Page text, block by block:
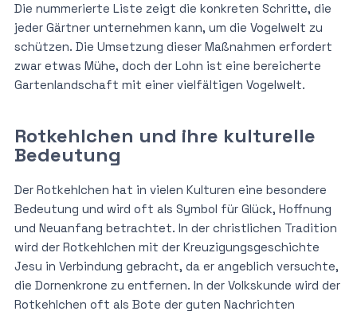
Die nummerierte Liste zeigt die konkreten Schritte, die
jeder Gärtner unternehmen kann, um die Vogelwelt zu
schützen. Die Umsetzung dieser Maßnahmen erfordert
zwar etwas Mühe, doch der Lohn ist eine bereicherte
Gartenlandschaft mit einer vielfältigen Vogelwelt.
Rotkehlchen und ihre kulturelle
Bedeutung
Der Rotkehlchen hat in vielen Kulturen eine besondere
Bedeutung und wird oft als Symbol für Glück, Hoffnung
und Neuanfang betrachtet. In der christlichen Tradition
wird der Rotkehlchen mit der Kreuzigungsgeschichte
Jesu in Verbindung gebracht, da er angeblich versuchte,
die Dornenkrone zu entfernen. In der Volkskunde wird der
Rotkehlchen oft als Bote der guten Nachrichten